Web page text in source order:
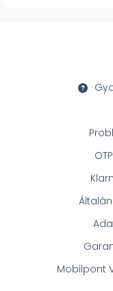
Mobilpont